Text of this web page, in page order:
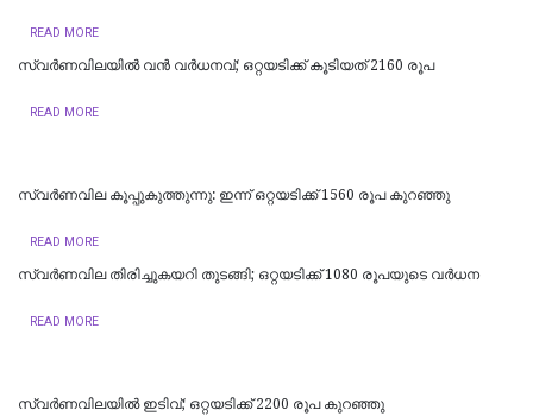
READ MORE
സ്വർണവിലയിൽ വൻ വർധനവ്; ഒറ്റയടിക്ക് കൂടിയത് 2160 രൂപ
READ MORE
സ്വർണവില കൂപ്പുകുത്തുന്നു: ഇന്ന് ഒറ്റയടിക്ക് 1560 രൂപ കുറഞ്ഞു
READ MORE
സ്വര്‍ണവില തിരിച്ചുകയറി തുടങ്ങി; ഒറ്റയടിക്ക് 1080 രൂപയുടെ വര്‍ധന
READ MORE
സ്വര്‍ണവിലയില്‍ ഇടിവ്; ഒറ്റയടിക്ക് 2200 രൂപ കുറഞ്ഞു